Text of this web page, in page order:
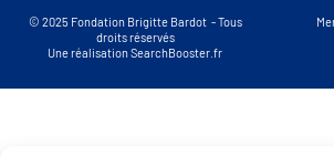
© 2025 Fondation Brigitte Bardot - Tous
droits réservés
Une réalisation SearchBooster.fr